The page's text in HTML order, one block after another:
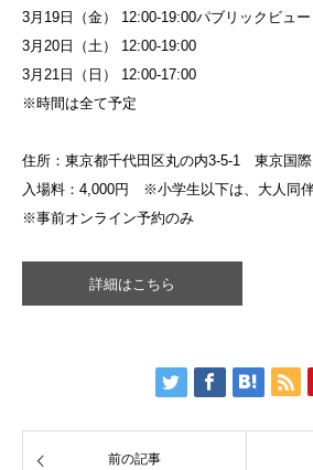
3月19日（金） 12:00-19:00パブリックビュー
3月20日（土） 12:00-19:00
3月21日（日） 12:00-17:00
※時間は全て予定
住所：東京都千代田区丸の内3-5-1 東京国際
入場料：4,000円 ※小学生以下は、大人同
※事前オンライン予約のみ
詳細はこちら
前の記事